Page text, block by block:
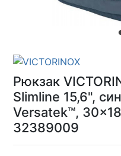
Рюкзак
Slimline 15,6",
Versatek™,
32389009